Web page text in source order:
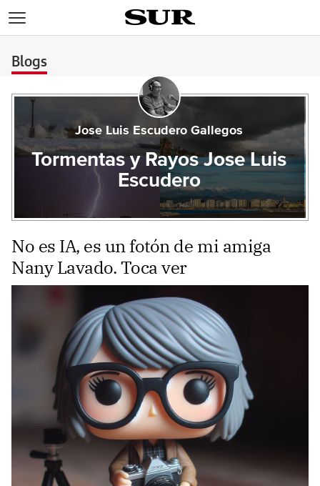
Blogs
Jose Luis Escudero Gallegos
Tormentas y Rayos Jose Luis
Escudero
No es IA, es un fotón de mi amiga
Nany Lavado. Toca ver